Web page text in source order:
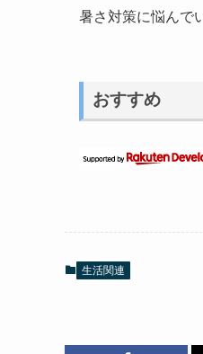
暑さ対策に悩んで
おすすめ
生活関連